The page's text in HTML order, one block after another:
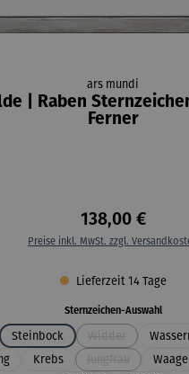
ars mundi
| Raben
Ferner
138,00 €
Preise inkl. MwSt. zzgl.
Lieferzeit 14 Tage
Sternzeichen-Auswahl
Steinbock
(Diese Option ist
Krebs
(Diese Option ist
Waage